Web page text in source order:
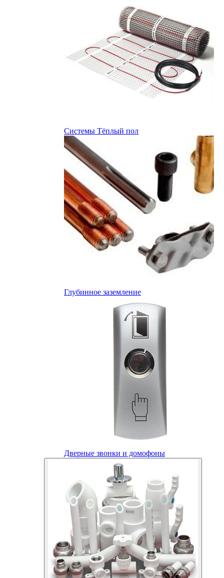
Системы Тёплый пол
Глубинное заземление
Дверные звонки и домофоны